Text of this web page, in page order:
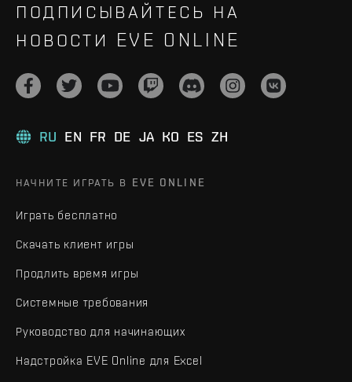
ПОДПИСЫВАЙТЕСЬ НА
НОВОСТИ EVE ONLINE
RU EN FR DE JA KO ES ZH
НАЧНИТЕ ИГРАТЬ В EVE ONLINE
Играть бесплатно
Скачать клиент игры
Продлить время игры
Системные требования
Руководство для начинающих
Надстройка EVE Online для Excel